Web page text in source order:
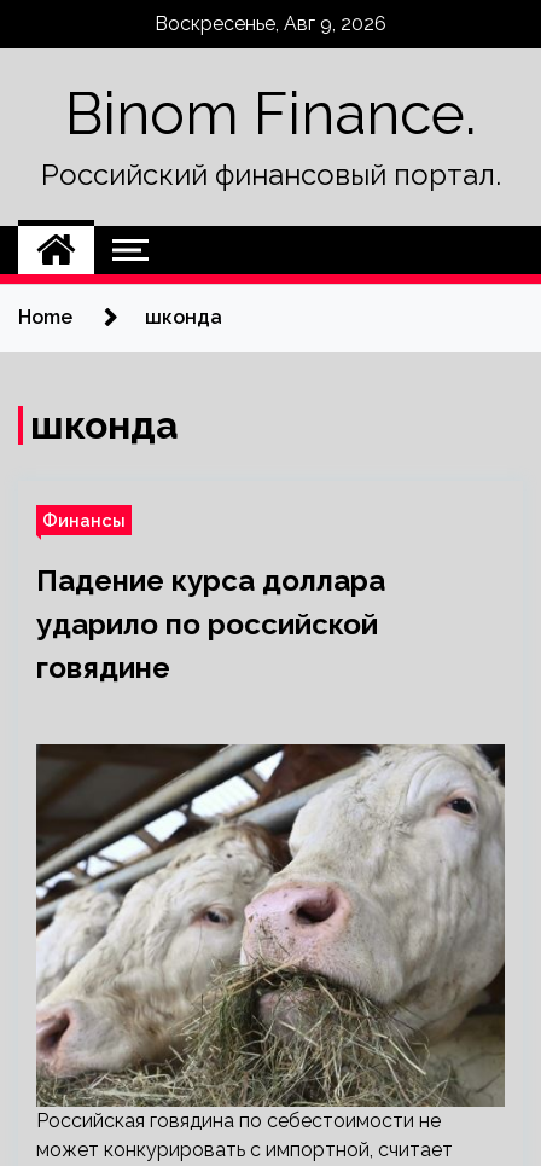
Воскресенье, Авг 9, 2026
Binom Finance.
Российский финансовый портал.
Home шконда
шконда
Финансы
Падение курса доллара
ударило по российской
говядине
Российская говядина по себестоимости не
может конкурировать с импортной, считает